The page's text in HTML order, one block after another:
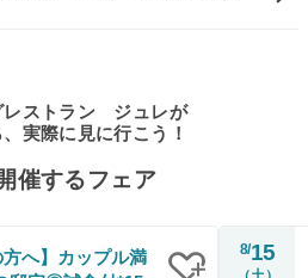
レストラン ジュレが
実際に見に行こう！
催するフェア
方へ】カップル満
8/15